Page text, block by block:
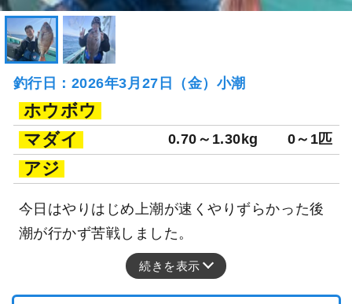
釣行日：2026年3月27日（金）小潮
ホウボウ
マダイ
0.70～1.30kg 0～1匹
アジ
今日はやりはじめ上潮が速くやりずらかった後
潮が行かず苦戦しました。
続きを表示